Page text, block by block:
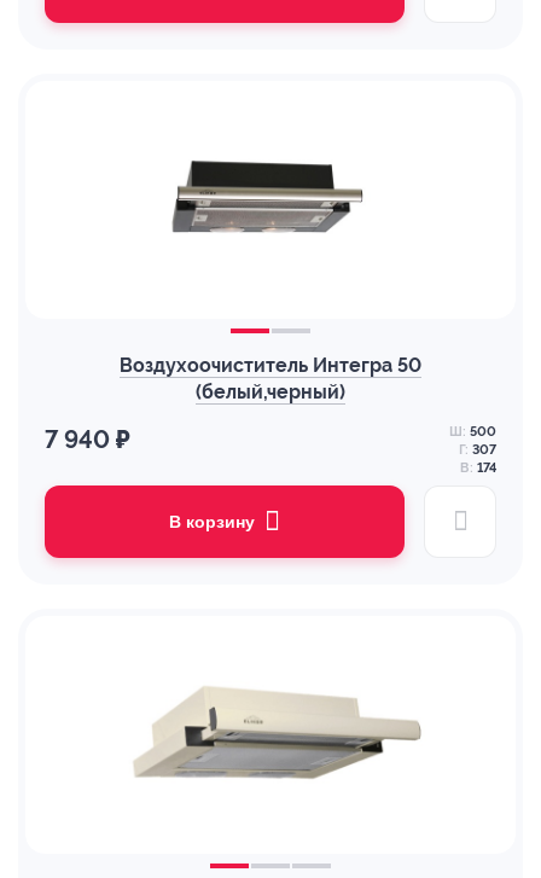
Воздухоочиститель Интегра 50
(белый,черный)
7 940 ₽ Ш: 500
Г: 307
В: 174
В корзину